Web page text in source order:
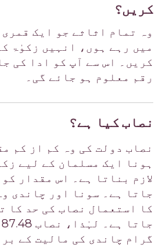
کریں؟
وہ تمام اثاثے جو ایک
میں رہے ہوں، انہیں زکوٰۃ
کریں۔ اس سے آپ کو ادا کی
رقم معلوم ہو جائے گی۔
نصاب کیا ہے؟
نصاب دولت کی وہ کم از کم
ہونا ایک مسلمان کے لیے
لازم بناتا ہے۔ اس مقدار
جاتا ہے۔ سونا اور چاندی
کا استعمال نصاب کی حد کا
گرام چاندی کی مالیت کے